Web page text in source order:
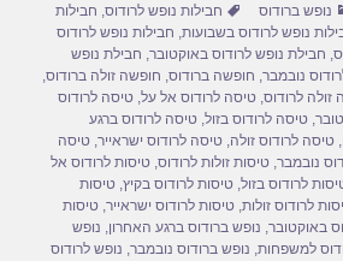
e
קטגוריות
נופש ברודוס תגיות
חבילות נופש לרודוס, חבילות
נופש לרודוס בשבועות, חבילות נופש לרודוס
, חבילת נופש לרודוס באוקטובר, חבילת נופש
נובמבר, חופשה ברודוס, חופשה זולה ברודוס,
זולה לרודוס,טיסה לרודוס אל על,טיסה לרודוס
,טיסה לרודוס בזול,טיסה לרודוס ברגע
,טיסה לרודוס זולה,טיסה לרודוס ישראייר,טיסה
נובמבר,טיסות זולות לרודוס,טיסות לרודוס אל
לרודוס בזול,טיסות לרודוס בקיץ,טיסות
לרודוס זולות,טיסות לרודוס ישראייר,טיסות
באוקטובר, נופש ברודוס ברגע האחרון, נופש
למשפחות, נופש ברודוס נובמבר, נופש לרודוס